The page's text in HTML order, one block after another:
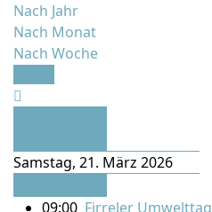
Nach Jahr
Nach Monat
Nach Woche
Samstag, 21. März 2026
09:00 Firreler Umwelttag